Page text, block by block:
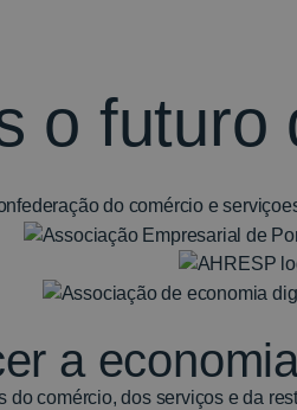
o futuro
a
comércio, dos serviços e da